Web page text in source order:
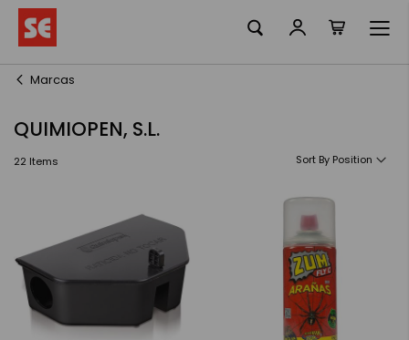
Content
Marcas
QUIMIOPEN, S.L.
22 Items Sort By